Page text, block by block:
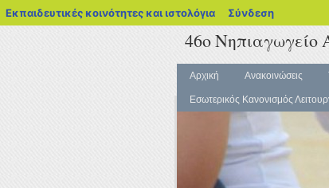
Εκπαιδευτικές κοινότητες και ιστολόγια blogs.sch.gr
Σύνδεση
46ο Νηπιαγωγείο
Αρχική Ανακοινώσεις
Εσωτερικός Κανονισμός